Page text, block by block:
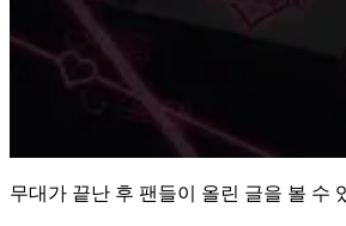
무대가 끝난 후 팬들이 올린 글을 볼 수